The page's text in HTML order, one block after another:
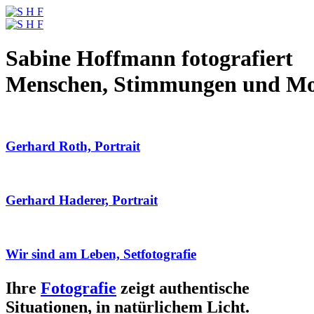
Sabine Hoffmann fotografiert
Menschen, Stimmungen und
Gerhard Roth, Portrait
Gerhard Haderer, Portrait
Wir sind am Leben, Setfotografie
Ihre Fotografie zeigt authentische
Situationen, in natürlichem Licht.